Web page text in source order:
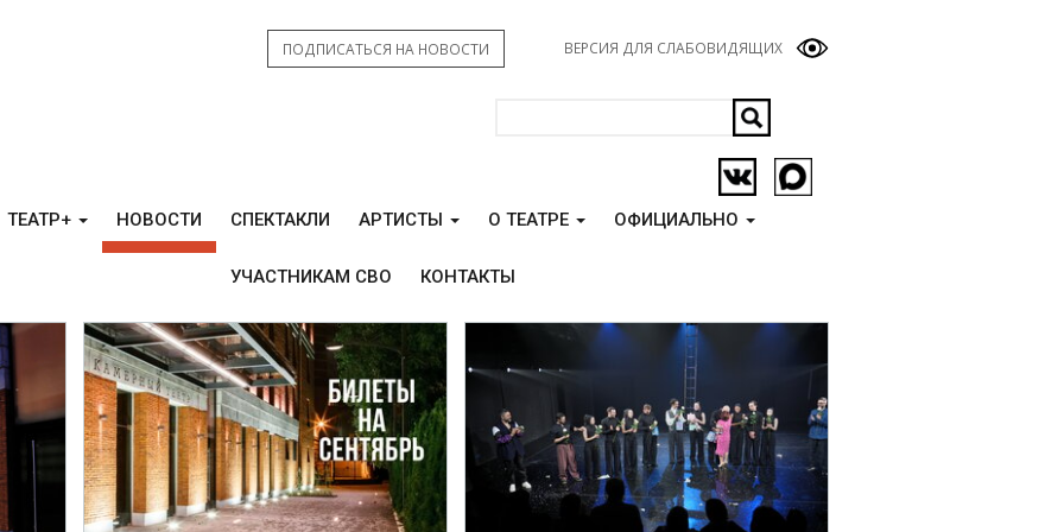
ВЕРСИЯ ДЛЯ СЛАБОВИДЯЩИХ
ПОДПИСАТЬСЯ НА НОВОСТИ
ТЕАТР+ НОВОСТИ СПЕКТАКЛИ АРТИСТЫ О ТЕАТРЕ ОФИЦИАЛЬНО
УЧАСТНИКАМ СВО КОНТАКТЫ